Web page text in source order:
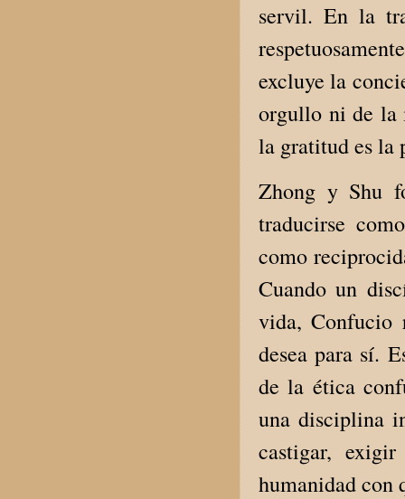
servil. En la
excluye la
orgullo ni de la
la gratitud es la
Zhong y Shu
traducirse
como
Cuando un
vida, Confucio
desea para sí.
de la ética
una disciplina
castigar,
humanidad con